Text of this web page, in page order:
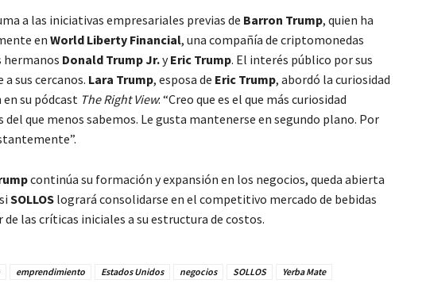
a las iniciativas empresariales previas de Barron Trump, quien ha
en World Liberty Financial, una compañía de criptomonedas
hermanos Donald Trump Jr.yEric Trump. El interés público por sus
sus cercanos. Lara Trump, esposa de Eric Trump, abordó la curiosidad
en su pódcast The Right View: “Creo que es el que más curiosidad
del que menos sabemos. Le gusta mantenerse en segundo plano. Por
continúa su formación y expansión en los negocios, queda abierta
SOLLOSlogrará consolidarse en el competitivo mercado de bebidas
de las críticas iniciales a su estructura de costos.
emprendimiento Estados Unidos negocios SOLLOS Yerba Mate